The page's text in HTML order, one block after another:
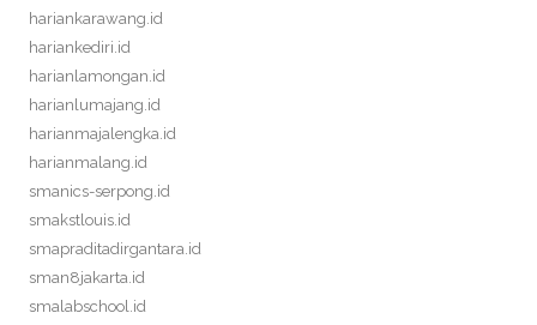
hariankarawang.id
hariankediri.id
harianlamongan.id
harianlumajang.id
harianmajalengka.id
harianmalang.id
smanics-serpong.id
smakstlouis.id
smapraditadirgantara.id
sman8jakarta.id
smalabschool.id